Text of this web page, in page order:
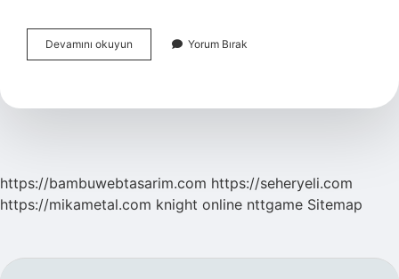
Devamını okuyun
Vermenin
Yorum Bırak
https://bambuwebtasarim.com https://seheryeli.com
https://mikametal.com knight online nttgame Sitemap